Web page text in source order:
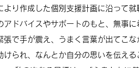
り作成した個別支援計画に沿って就
ドバイスやサポートのもと、無事
で手が震え、うまく言葉が出てこな
られ、なんとか自分の思いを伝え